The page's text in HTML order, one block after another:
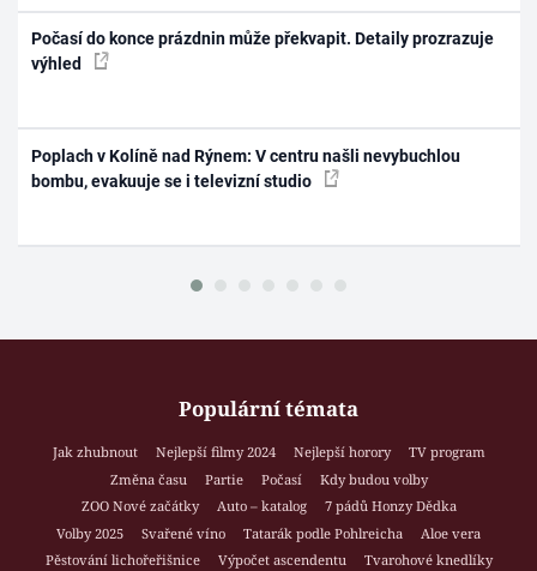
Počasí do konce prázdnin může překvapit. Detaily prozrazuje
výhled
Poplach v Kolíně nad Rýnem: V centru našli nevybuchlou
bombu, evakuuje se i televizní studio
Populární témata
Jak zhubnout Nejlepší filmy 2024 Nejlepší horory
TV program
Změna času
Partie Počasí
Kdy budou volby
ZOO Nové začátky
Auto – katalog
7 pádů Honzy Dědka
Volby 2025
Svařené víno Tatarák podle Pohlreicha
Aloe vera
Pěstování lichořeřišnice
Výpočet ascendentu
Tvarohové knedlíky